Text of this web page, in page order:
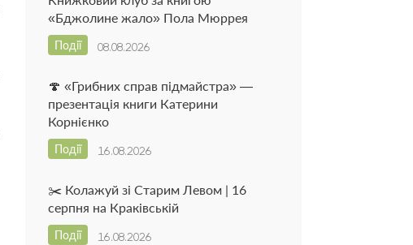
«Бджолине жало» Пола Мюррея
08.08.2026
Події
🍄 «Грибних справ підмайстра» —
презентація книги Катерини
Корнієнко
16.08.2026
Події
✂️ Колажуй зі Старим Левом | 16
серпня на Краківській
16.08.2026
Події